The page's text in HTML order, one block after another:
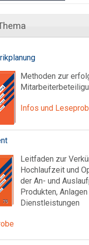
Methoden zur
Infos und
Leitfaden zur
Hochlaufzeit und
der An- und
Produkten, Anlagen
Dienstleistungen